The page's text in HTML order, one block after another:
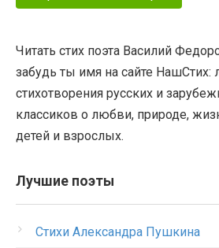
Читать стих поэта Василий
забудь ты имя на сайте НашСтих:
стихотворения русских и
классиков о любви, природе,
детей и взрослых.
Лучшие поэты
Стихи Александра Пушкина